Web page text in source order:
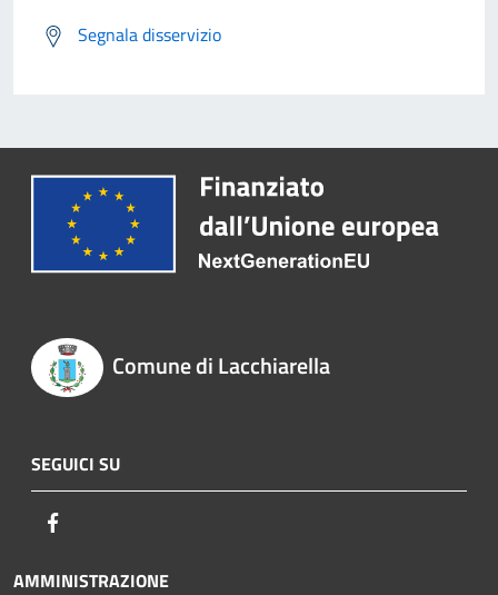
Segnala disservizio
Comune di Lacchiarella
SEGUICI SU
AMMINISTRAZIONE